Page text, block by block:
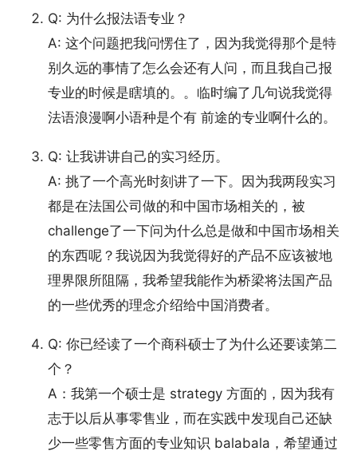
Q: 为什么报法语专业？
A: 这个问题把我问愣住了，因为我觉得那个是特
别久远的事情了怎么会还有人问，而且我自己报
专业的时候是瞎填的。。临时编了几句说我觉得
法语浪漫啊小语种是个有 前途的专业啊什么的。
Q: 让我讲讲自己的实习经历。
A: 挑了一个高光时刻讲了一下。因为我两段实习
都是在法国公司做的和中国市场相关的，被
challenge了一下问为什么总是做和中国市场相关
的东西呢？我说因为我觉得好的产品不应该被地
理界限所阻隔，我希望我能作为桥梁将法国产品
的一些优秀的理念介绍给中国消费者。
Q: 你已经读了一个商科硕士了为什么还要读第二
个？
A：我第一个硕士是 strategy 方面的，因为我有
志于以后从事零售业，而在实践中发现自己还缺
少一些零售方面的专业知识 balabala，希望通过